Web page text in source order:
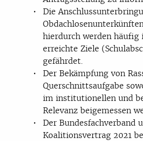
Die
hierdurch werden häufig
erreichte Ziele
gefährdet.
Der Bekämpfung von
Querschnittsaufgabe
im institutionellen und
Relevanz beigemessen
Der Bundesfachverband
Koalitionsvertrag 2021